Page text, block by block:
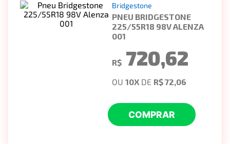
Bridgestone
PNEU BRIDGESTONE
225/55R18 98V ALENZA
001
R$ 720,62
OU10X DE R$ 72,06
COMPRAR